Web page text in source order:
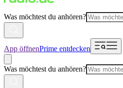
Was möchtest du anhören?
App öffnenPrime entdecken
Was möchtest du anhören?